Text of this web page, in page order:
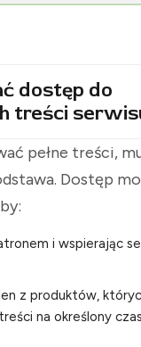
dostęp do
treści
pełne treści,
Dostęp
i wspierając
z produktów,
na określony